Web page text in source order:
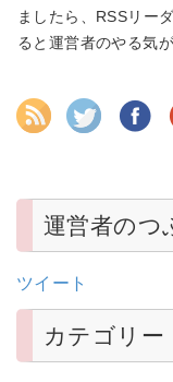
ましたら、RSSリー
ると運営者のやる気
運営者のつ
ツイート
カテゴリー